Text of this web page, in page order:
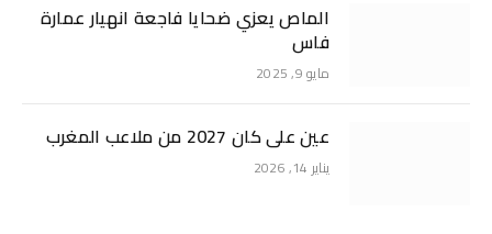
الماص يعزي ضحايا فاجعة انهيار عمارة
فاس
مايو 9, 2025
عين على كان 2027 من ملاعب المغرب
يناير 14, 2026